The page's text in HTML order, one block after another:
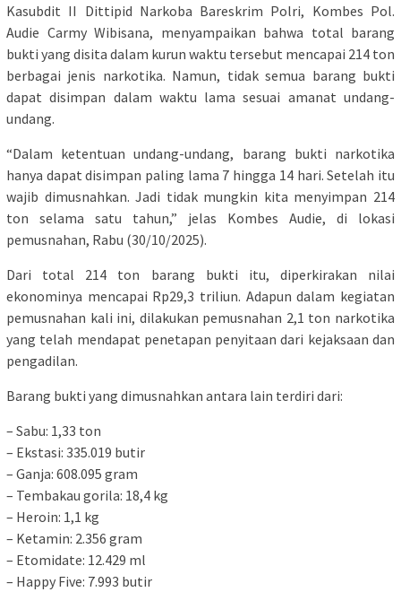
Kasubdit II Dittipid Narkoba Bareskrim Polri, Kombes Pol.
Audie Carmy Wibisana, menyampaikan bahwa total barang
bukti yang disita dalam kurun waktu tersebut mencapai 214 ton
berbagai jenis narkotika. Namun, tidak semua barang bukti
dapat disimpan dalam waktu lama sesuai amanat undang-
undang.
“Dalam ketentuan undang-undang, barang bukti narkotika
hanya dapat disimpan paling lama 7 hingga 14 hari. Setelah itu
wajib dimusnahkan. Jadi tidak mungkin kita menyimpan 214
ton selama satu tahun,” jelas Kombes Audie, di lokasi
pemusnahan, Rabu (30/10/2025).
Dari total 214 ton barang bukti itu, diperkirakan nilai
ekonominya mencapai Rp29,3 triliun. Adapun dalam kegiatan
pemusnahan kali ini, dilakukan pemusnahan 2,1 ton narkotika
yang telah mendapat penetapan penyitaan dari kejaksaan dan
pengadilan.
Barang bukti yang dimusnahkan antara lain terdiri dari:
– Sabu: 1,33 ton
– Ekstasi: 335.019 butir
– Ganja: 608.095 gram
– Tembakau gorila: 18,4 kg
– Heroin: 1,1 kg
– Ketamin: 2.356 gram
– Etomidate: 12.429 ml
– Happy Five: 7.993 butir